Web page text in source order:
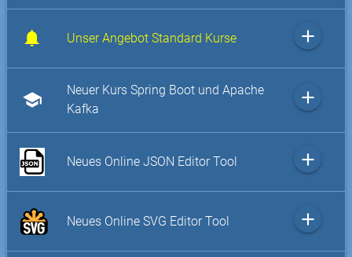
Unser Angebot Standard Kurse add
school
Neuer Kurs Spring Boot und Apache
Kafka
add
Neues Online JSON Editor Tool add
Neues Online SVG Editor Tool add